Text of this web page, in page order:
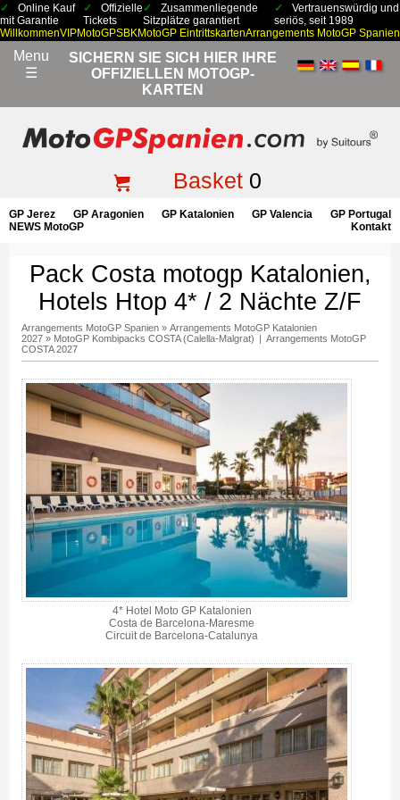
Online Kauf
mit Garantie
Offizielle
Tickets
Zusammenliegende
Sitzplätze garantiert
Vertrauenswürdig und
seriös, seit 1989
WillkommenVIPMotoGPSBKMotoGP EintrittskartenArrangements MotoGP Spanien
Menu
☰
SICHERN SIE SICH HIER IHRE
OFFIZIELLEN MOTOGP-
KARTEN
Basket0
GP Jerez GP Aragonien GP Katalonien GP Valencia
GP Portugal
NEWS MotoGP
Kontakt
Pack Costa motogp Katalonien,
Hotels Htop 4* / 2 Nächte Z/F
Arrangements MotoGP Spanien» Arrangements MotoGP Katalonien
2027» MotoGP Kombipacks COSTA (Calella-Malgrat)
Arrangements MotoGP
COSTA 2027
4* Hotel Moto GP Katalonien
Costa de Barcelona-Maresme
Circuit de Barcelona-Catalunya